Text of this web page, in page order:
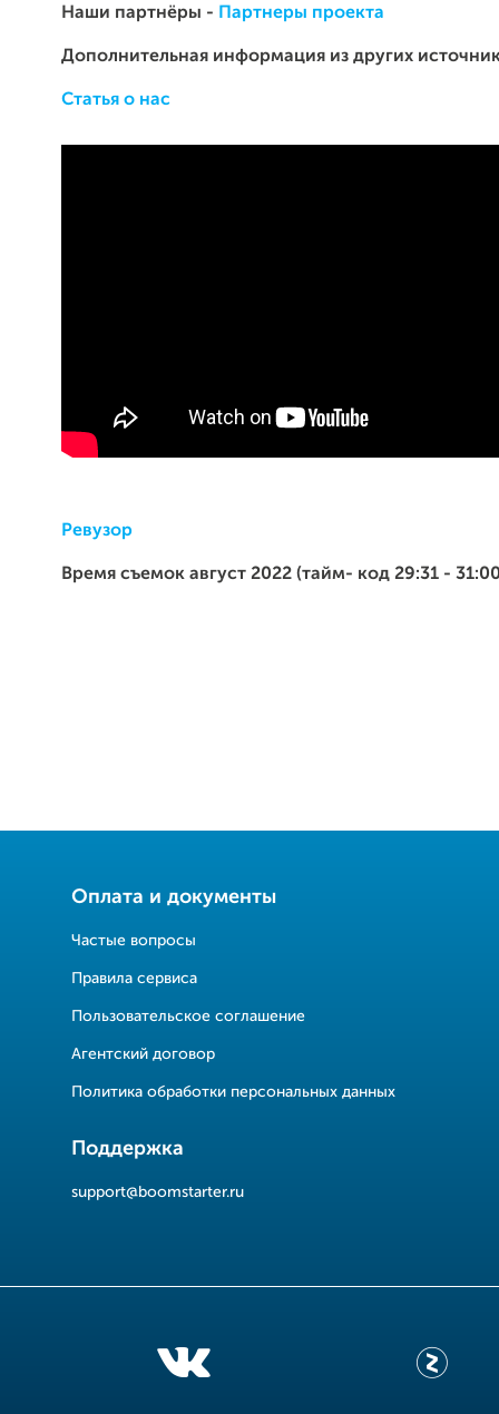
Наши партнёры - Партнеры проекта
Дополнительная информация из других
Статья о нас
Ревузор
Время съемок август 2022 (тайм- код 29:31 -
Оплата и документы
Частые вопросы
Правила сервиса
Пользовательское соглашение
Агентский договор
Политика обработки персональных данных
Поддержка
support@boomstarter.ru